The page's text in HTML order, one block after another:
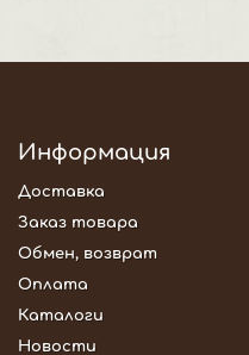
Информация
Доставка
Заказ товара
Обмен, возврат
Оплата
Каталоги
Новости